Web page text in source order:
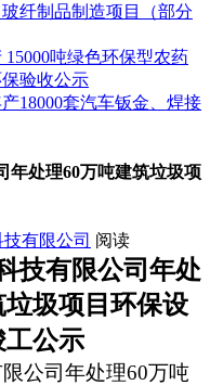
纤制品制造项目（部分
吨绿色环保型农药
验收公示
18000套汽车钣金、焊接
年处理60万吨建筑垃圾项
有限公司 阅读
技有限公司年处
圾项目环保设
工公示
公司年处理60万吨